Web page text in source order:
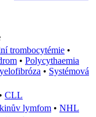
trombocytémie •
• Polycythaemia
• Systémová
• CLL
lymfom • NHL